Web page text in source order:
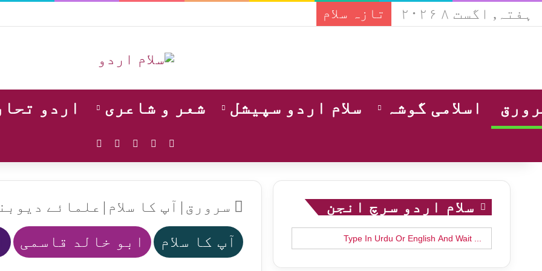
ہفتہ, اگست ۸ ۲۰۲۶ تازہ سلام
اسلامی گوشہ سلام اردو سپیشل شعر و شاعری اردو
Facebook
YouTube
Instagram
سرورق | آپ کا سلام | علمائے
آپ کا سلام ابو خالد قاسمی
سلام اردو سرچ انجن
Search
for: